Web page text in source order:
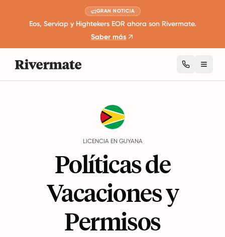
GRAN NOTICIA
Eos, Serviap y Hightekers EOR ahora son Rivermate.
Saber más
LICENCIA EN GUYANA
Políticas de
Vacaciones y
Permisos